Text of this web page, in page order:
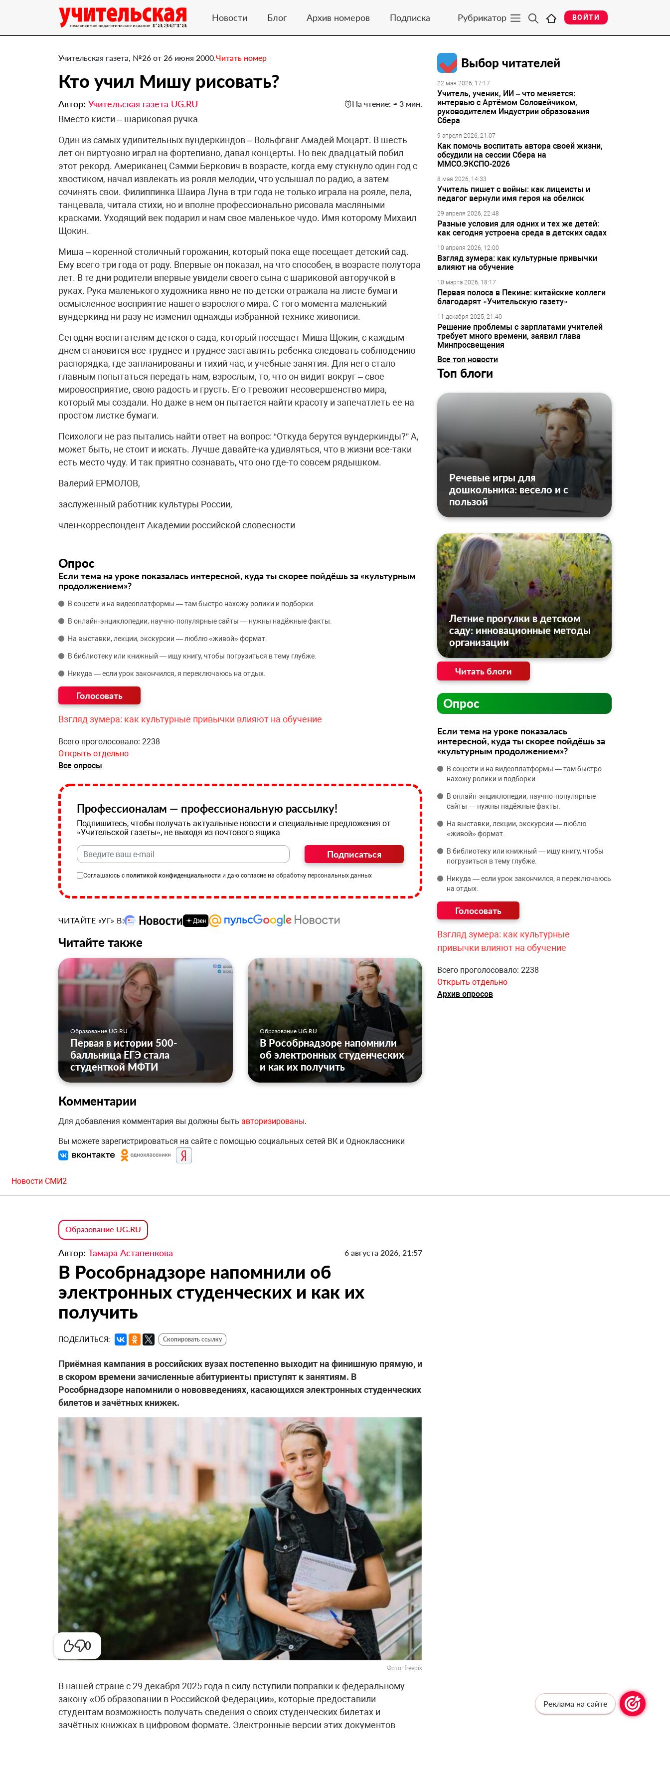
Новости Блог Архив номеров Подписка Рубрикатор ВОЙТИ
0
Учительская газета, №26 от 26 июня 2000.Читать номер
Кто учил Мишу рисовать?
Автор: Учительская газета UG.RU На чтение: ≈ 3 мин.
Вместо кисти – шариковая ручка
Один из самых удивительных вундеркиндов – Вольфганг Амадей Моцарт. В шесть
лет он виртуозно играл на фортепиано, давал концерты. Но век двадцатый побил
этот рекорд. Американец Сэмми Беркович в возрасте, когда ему стукнуло один год с
хвостиком, начал извлекать из рояля мелодии, что услышал по радио, а затем
сочинять свои. Филиппинка Шаира Луна в три года не только играла на рояле, пела,
танцевала, читала стихи, но и вполне профессионально рисовала масляными
красками. Уходящий век подарил и нам свое маленькое чудо. Имя которому Михаил
Щокин.
Миша – коренной столичный горожанин, который пока еще посещает детский сад.
Ему всего три года от роду. Впервые он показал, на что способен, в возрасте полутора
лет. В те дни родители впервые увидели своего сына с шариковой авторучкой в
руках. Рука маленького художника явно не по-детски отражала на листе бумаги
осмысленное восприятие нашего взрослого мира. С того момента маленький
вундеркинд ни разу не изменил однажды избранной технике живописи.
Сегодня воспитателям детского сада, который посещает Миша Щокин, с каждым
днем становится все труднее и труднее заставлять ребенка следовать соблюдению
распорядка, где запланированы и тихий час, и учебные занятия. Для него стало
главным попытаться передать нам, взрослым, то, что он видит вокруг – свое
мировосприятие, свою радость и грусть. Его тревожит несовершенство мира,
который мы создали. Но даже в нем он пытается найти красоту и запечатлеть ее на
простом листке бумаги.
Психологи не раз пытались найти ответ на вопрос: “Откуда берутся вундеркинды?” А,
может быть, не стоит и искать. Лучше давайте-ка удивляться, что в жизни все-таки
есть место чуду. И так приятно сознавать, что оно где-то совсем рядышком.
Валерий ЕРМОЛОВ,
заслуженный работник культуры России,
член-корреспондент Академии российской словесности
Опрос
Если тема на уроке показалась интересной, куда ты скорее пойдёшь за «культурным
продолжением»?
В соцсети и на видеоплатформы — там быстро нахожу ролики и подборки.
В онлайн‑энциклопедии, научно‑популярные сайты — нужны надёжные факты.
На выставки, лекции, экскурсии — люблю «живой» формат.
В библиотеку или книжный — ищу книгу, чтобы погрузиться в тему глубже.
Никуда — если урок закончился, я переключаюсь на отдых.
Взгляд зумера: как культурные привычки влияют на обучение
Всего проголосовало: 2238
Открыть отдельно
Все опросы
Профессионалам — профессиональную рассылку!
Подпишитесь, чтобы получать актуальные новости и специальные предложения от
«Учительской газеты», не выходя из почтового ящика
Подписаться
Соглашаюсь с политикой конфиденциальности и даю согласие на обработку персональных данных
ЧИТАЙТЕ «УГ» В:
Читайте также
Образование UG.RU
Первая в истории 500-
балльница ЕГЭ стала
студенткой МФТИ
Образование UG.RU
В Рособрнадзоре напомнили
об электронных студенческих
и как их получить
Комментарии
Для добавления комментария вы должны быть авторизированы.
Вы можете зарегистрироваться на сайте с помощью социальных сетей ВК и Одноклассники
Выбор читателей
22 мая 2026, 17:17
Учитель, ученик, ИИ – что меняется:
интервью с Артёмом Соловейчиком,
руководителем Индустрии образования
Сбера
9 апреля 2026, 21:07
Как помочь воспитать автора своей жизни,
обсудили на сессии Сбера на
ММСО.ЭКСПО-2026
8 мая 2026, 14:33
Учитель пишет с войны: как лицеисты и
педагог вернули имя героя на обелиск
29 апреля 2026, 22:48
Разные условия для одних и тех же детей:
как сегодня устроена среда в детских садах
10 апреля 2026, 12:00
Взгляд зумера: как культурные привычки
влияют на обучение
10 марта 2026, 18:17
Первая полоса в Пекине: китайские коллеги
благодарят «Учительскую газету»
11 декабря 2025, 21:40
Решение проблемы с зарплатами учителей
требует много времени, заявил глава
Минпросвещения
Все топ новости
Топ блоги
Речевые игры для
дошкольника: весело и с
пользой
Летние прогулки в детском
саду: инновационные методы
организации
Читать блоги
Опрос
Если тема на уроке показалась
интересной, куда ты скорее пойдёшь за
«культурным продолжением»?
В соцсети и на видеоплатформы — там быстро
нахожу ролики и подборки.
В онлайн‑энциклопедии, научно‑популярные
сайты — нужны надёжные факты.
На выставки, лекции, экскурсии — люблю
«живой» формат.
В библиотеку или книжный — ищу книгу, чтобы
погрузиться в тему глубже.
Никуда — если урок закончился, я переключаюсь
на отдых.
Взгляд зумера: как культурные
привычки влияют на обучение
Всего проголосовало: 2238
Открыть отдельно
Архив опросов
Новости СМИ2
Образование UG.RU
Автор: Тамара Астапенкова 6 августа 2026, 21:57
В Рособрнадзоре напомнили об
электронных студенческих и как их
получить
ПОДЕЛИТЬСЯ: Скопировать ссылку
Приёмная кампания в российских вузах постепенно выходит на финишную прямую, и
в скором времени зачисленные абитуриенты приступят к занятиям. В
Рособрнадзоре напомнили о нововведениях, касающихся электронных студенческих
билетов и зачётных книжек.
Фото: freepik
В нашей стране с 29 декабря 2025 года в силу вступили поправки к федеральному
закону «Об образовании в Российской Федерации», которые предоставили
студентам возможность получать сведения о своих студенческих билетах и
зачётных книжках в цифровом формате. Электронные версии этих документов
Реклама на сайте